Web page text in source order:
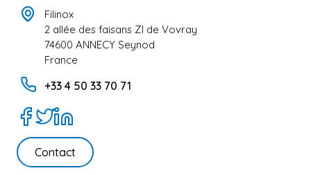
Filinox
2 allée des faisans ZI de Vovray
74600 ANNECY Seynod
France
+33 4 50 33 70 71
Contact